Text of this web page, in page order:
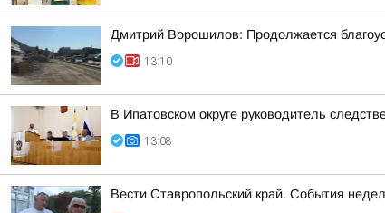
Дмитрий Ворошилов: Продолжается
13:10
В Ипатовском округе руководитель
13:08
Вести Ставропольский край. События